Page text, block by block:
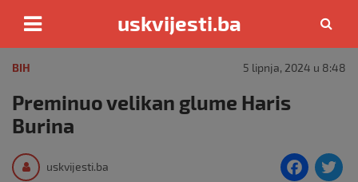
content
uskvijesti.ba
BIH 5 lipnja, 2024 u 8:48
Preminuo velikan glume Haris
Burina
uskvijesti.ba
F